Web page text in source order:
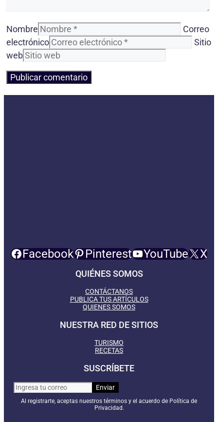
Nombre
Correo
electrónico
Sitio
web
Facebook Pinterest YouTube X
QUIÉNES SOMOS
CONTÁCTANOS
PUBLICA TUS ARTÍCULOS
QUIENES SOMOS
NUESTRA RED DE SITIOS
TURISMO
RECETAS
SUSCRÍBETE
Al registrarte, aceptas nuestros términos y el acuerdo de Política de
Privacidad.